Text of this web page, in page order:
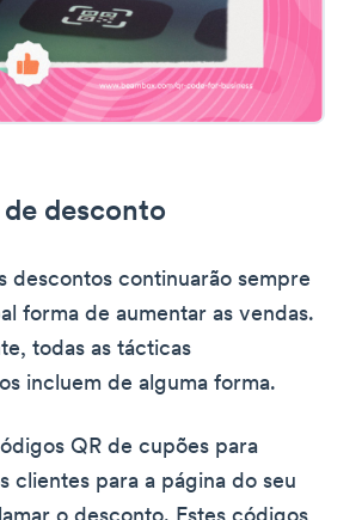
desconto
descontos continuarão sempre
forma de aumentar as vendas.
todas as tácticas
incluem de alguma forma.
QR de cupões para
clientes para a página do seu